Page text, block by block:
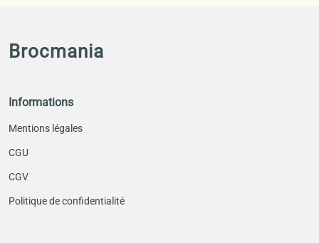
Brocmania
Informations
Mentions légales
CGU
CGV
Politique de confidentialité